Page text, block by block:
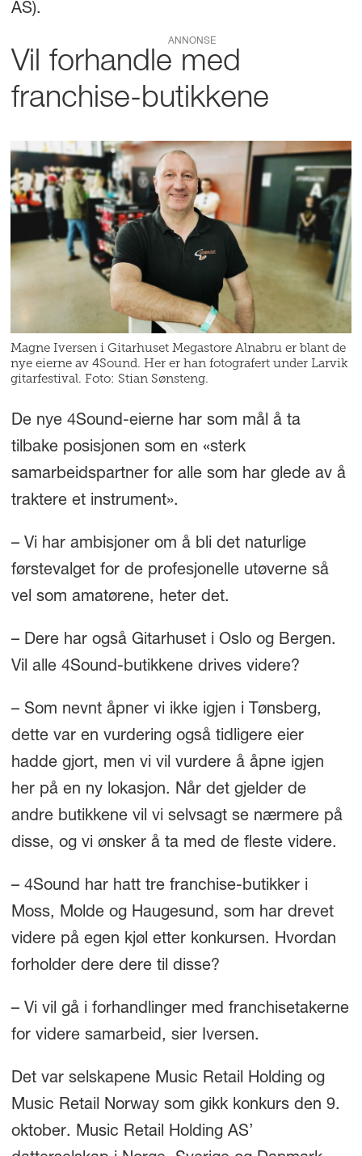
AS).
ANNONSE
Vil forhandle med
franchise-butikkene
Magne Iversen i Gitarhuset Megastore Alnabru er blant de
nye eierne av 4Sound. Her er han fotografert under Larvik
gitarfestival. Foto: Stian Sønsteng.
De nye 4Sound-eierne har som mål å ta
tilbake posisjonen som en «sterk
samarbeidspartner for alle som har glede av å
traktere et instrument».
– Vi har ambisjoner om å bli det naturlige
førstevalget for de profesjonelle utøverne så
vel som amatørene, heter det.
– Dere har også Gitarhuset i Oslo og Bergen.
Vil alle 4Sound-butikkene drives videre?
– Som nevnt åpner vi ikke igjen i Tønsberg,
dette var en vurdering også tidligere eier
hadde gjort, men vi vil vurdere å åpne igjen
her på en ny lokasjon. Når det gjelder de
andre butikkene vil vi selvsagt se nærmere på
disse, og vi ønsker å ta med de fleste videre.
– 4Sound har hatt tre franchise-butikker i
Moss, Molde og Haugesund, som har drevet
videre på egen kjøl etter konkursen. Hvordan
forholder dere dere til disse?
– Vi vil gå i forhandlinger med franchisetakerne
for videre samarbeid, sier Iversen.
Det var selskapene Music Retail Holding og
Music Retail Norway som gikk konkurs den 9.
oktober. Music Retail Holding AS’